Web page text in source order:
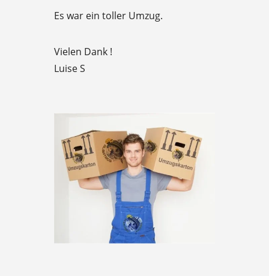
5
Es war ein toller Umzug.
Vielen Dank !
Luise S